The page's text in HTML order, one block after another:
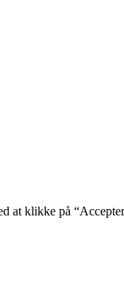
at klikke på